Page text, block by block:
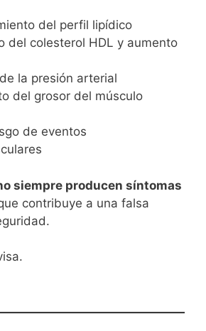
del perfil lipídico
del colesterol HDL y aumento
la presión arterial
del grosor del músculo
de eventos
siempre producen síntomas
contribuye a una falsa